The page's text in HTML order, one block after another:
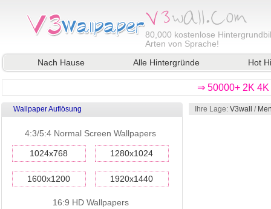
80,000 kostenlose
Arten von Sprache!
Nach Hause
Alle Hintergründe Hot
⇒ 50000+ 2K
Wallpaper Auflösung
4:3/5:4 Normal Screen Wallpapers
1024x768 1280x1024
1600x1200 1920x1440
16:9 HD Wallpapers
Ihre Lage: V3wall /